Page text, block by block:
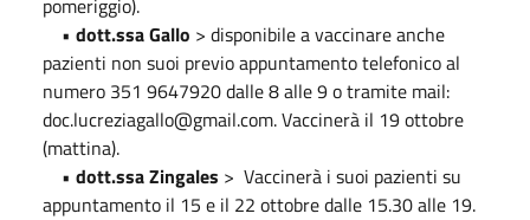
• dott.ssa Gallo > disponibile a vaccinare anche
pazienti non suoi previo appuntamento telefonico al
numero 351 9647920 dalle 8 alle 9 o tramite mail:
doc.lucreziagallo@gmail.com. Vaccinerà il 19 ottobre
(mattina).
• dott.ssa Zingales > Vaccinerà i suoi pazienti su
appuntamento il 15 e il 22 ottobre dalle 15.30 alle 19.